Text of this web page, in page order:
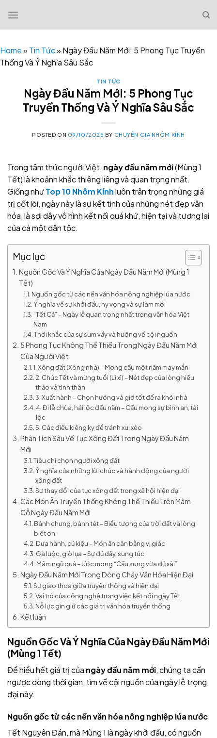
content
Home» Tin Tức» Ngày Đầu Năm Mới: 5 Phong Tục Truyền
Thống Và Ý Nghĩa Sâu Sắc
TIN TỨC
Ngày Đầu Năm Mới: 5 Phong Tục
Truyền Thống Và Ý Nghĩa Sâu Sắc
POSTED ON 09/10/2025 BY CHUYÊN GIA NHÔM KÍNH
Trong tâm thức người Việt, ngày đầu năm mới(Mùng 1
Tết) là khoảnh khắc thiêng liêng và quan trọng nhất.
Giống nhưTop 10 Nhôm Kínhluôn trân trọng những giá
trị cốt lõi, ngày này là sự kết tinh của những nét đẹp văn
hóa, là sợi dây vô hình kết nối quá khứ, hiện tại và tương lai
của cả một dân tộc.
Mục lục
Nguồn Gốc Và Ý Nghĩa Của Ngày Đầu Năm Mới (Mùng 1
Tết)
Nguồn gốc từ các nền văn hóa nông nghiệp lúa nước
Ý nghĩa về sự khởi đầu, hy vọng và sự làm mới
“Tết Cả” – Ngày lễ quan trọng nhất trong văn hóa Việt
Nam
Thời khắc của sự sum vầy và hướng về cội nguồn
5 Phong Tục Không Thể Thiếu Trong Ngày Đầu Năm Mới
Của Người Việt
1. Xông đất (Xông nhà) – Mong cầu một năm may mắn
2. Chúc Tết và mừng tuổi (Lì xì) – Nét đẹp của lòng hiếu
thảo và tình thân
3. Xuất hành – Chọn hướng và giờ tốt để ra khỏi nhà
4. Đi lễ chùa, hái lộc đầu năm – Cầu mong sự bình an, tài
lộc
5. Các điều kiêng kỵ để tránh xui xẻo
Phân Tích Sâu Về Tục Xông Đất Trong Ngày Đầu Năm
Mới
Tiêu chí chọn người xông đất
Ý nghĩa của những lời chúc và hành động của người
xông đất
Sự thay đổi của tục xông đất trong xã hội hiện đại
Các Món Ăn Truyền Thống Không Thể Thiếu Trên Mâm
Cỗ Ngày Đầu Năm Mới
Bánh chưng, bánh tét – Biểu tượng của trời đất và lòng
biết ơn
Dưa hành, củ kiệu – Món ăn cân bằng vị giác
Gà luộc, giò lụa – Sự đủ đầy, sung túc
Mâm ngũ quả – Ước mong “Cầu sung vừa đủ xài”
Ngày Đầu Năm Mới Trong Dòng Chảy Văn Hóa Hiện Đại
Sự giao thoa giữa truyền thống và hiện đại
Vai trò của công nghệ trong việc kết nối ngày Tết
Nỗ lực gìn giữ các giá trị văn hóa truyền thống
Kết luận
Nguồn Gốc Và Ý Nghĩa Của Ngày Đầu Năm Mới
(Mùng 1 Tết)
Để hiểu hết giá trị của ngày đầu năm mới, chúng ta cần
ngược dòng thời gian, tìm về cội nguồn của ngày lễ trọng
đại này.
Nguồn gốc từ các nền văn hóa nông nghiệp lúa nước
Tết Nguyên Đán, mà Mùng 1 là ngày khởi đầu, có nguồn